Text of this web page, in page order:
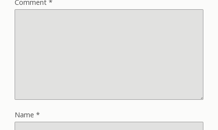
Comment *
Name *